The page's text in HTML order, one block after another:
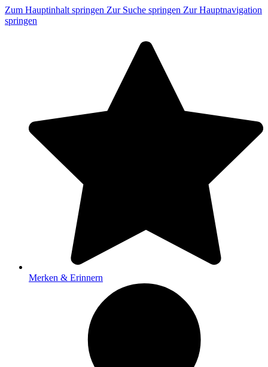
Zum Hauptinhalt springen Zur Suche springen Zur Hauptnavigation
springen
Merken & Erinnern